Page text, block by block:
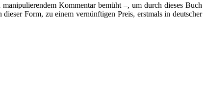
Kommentar bemüht –, um durch dieses Buch
Form, zu einem vernünftigen Preis, erstmals in deutscher